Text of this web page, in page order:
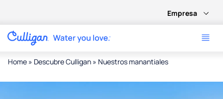
Empresa
Home » Descubre Culligan » Nuestros manantiales